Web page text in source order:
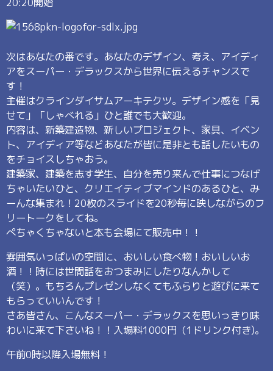
次はあなたの番です。あなたのデザイン、考え、アイディ
アをスーパー・デラックスから世界に伝えるチャンスで
す！
主催はクラインダイサムアーキテクツ。デザイン感を「見
せて」「しゃべれる」ひと誰でも大歓迎。
内容は、新築建造物、新しいプロジェクト、家具、イベン
ト、アイディア等などあなたが皆に是非とも話したいもの
をチョイスしちゃおう。
建築家、建築を志す学生、自分を売り来んで仕事につなげ
ちゃいたいひと、クリエイティブマインドのあるひと、み
ーんな集まれ！20枚のスライドを20秒毎に映しながらのフ
リートークをしてね。
ぺちゃくちゃないと本も会場にて販売中！！
雰囲気いっぱいの空間に、おいしい食べ物！おいしいお
酒！！時には世間話をおつまみにしたりなんかして
（笑）。もちろんプレゼンしなくてもふらりと遊びに来て
もらっていいんです！
さあ皆さん、こんなスーパー・デラックスを思いっきり味
わいに来て下さいね！！入場料1000円（1ドリンク付き)。
午前0時以降入場無料！